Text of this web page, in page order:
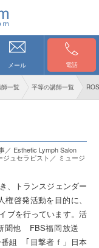
メール 電話
一覧 平等の講師一覧
／ Esthetic Lymph Salon
ュセラピスト／ ミュージ
、トランスジェンダー
啓発活動を目的に、
ブを行っています。活
聞他 FBS福岡放送
組 ｢目撃者ｆ」日本